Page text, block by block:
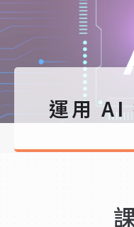
運用 AI